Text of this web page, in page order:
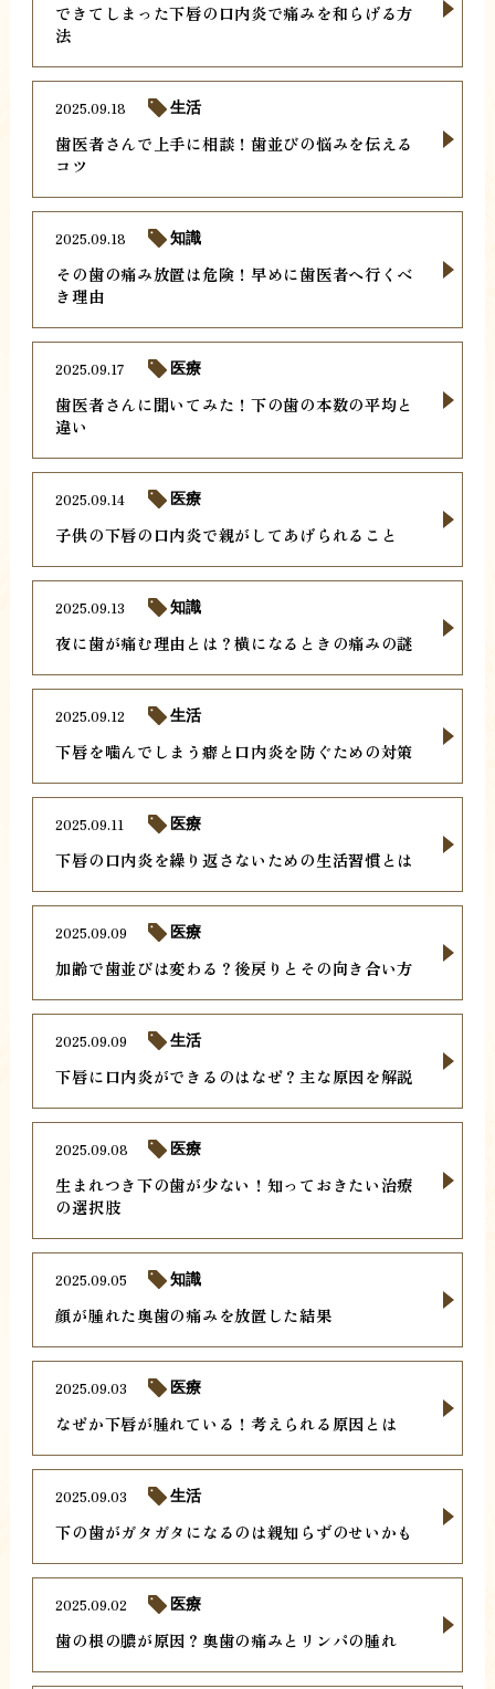
できてしまった下唇の口内炎で痛みを和らげる方
法
歯医者さんで上手に相談！歯並びの悩みを伝える
コツ
2025.09.18 生活
その歯の痛み放置は危険！早めに歯医者へ行くべ
き理由
2025.09.18 知識
歯医者さんに聞いてみた！下の歯の本数の平均と
違い
2025.09.17 医療
子供の下唇の口内炎で親がしてあげられること
2025.09.14 医療
夜に歯が痛む理由とは？横になるときの痛みの謎
2025.09.13 知識
下唇を噛んでしまう癖と口内炎を防ぐための対策
2025.09.12 生活
下唇の口内炎を繰り返さないための生活習慣とは
2025.09.11 医療
加齢で歯並びは変わる？後戻りとその向き合い方
2025.09.09 医療
下唇に口内炎ができるのはなぜ？主な原因を解説
2025.09.09 生活
生まれつき下の歯が少ない！知っておきたい治療
の選択肢
2025.09.08 医療
顔が腫れた奥歯の痛みを放置した結果
2025.09.05 知識
なぜか下唇が腫れている！考えられる原因とは
2025.09.03 医療
下の歯がガタガタになるのは親知らずのせいかも
2025.09.03 生活
歯の根の膿が原因？奥歯の痛みとリンパの腫れ
2025.09.02 医療